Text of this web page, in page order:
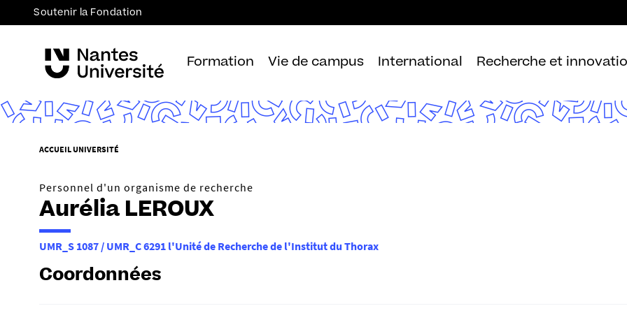
au
Soutenir la Fondation
Formation Vie de campus International Recherche et
V
u
ê
t
e
s
i
ACCUEIL UNIVERSITÉ
Personnel d'un organisme de recherche
Aurélia LEROUX
UMR_S 1087 / UMR_C 6291 l'Unité de Recherche de l'Institut du Thorax
Coordonnées